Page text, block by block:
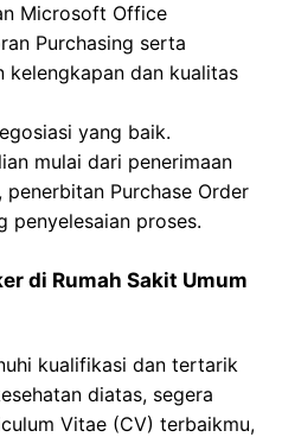
Microsoft Office
Purchasing serta
kelengkapan dan kualitas
yang baik.
mulai dari penerimaan
penerbitan Purchase Order
penyelesaian proses.
di Rumah Sakit Umum
kualifikasi dan tertarik
diatas, segera
Vitae (CV) terbaikmu,